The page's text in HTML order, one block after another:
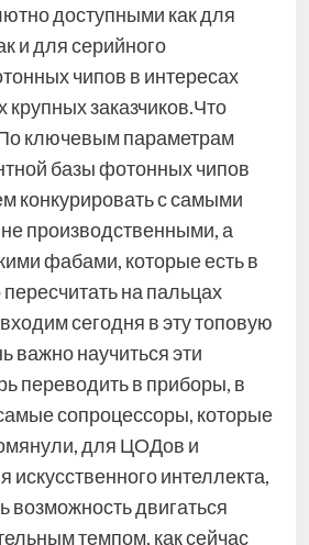
доступными как для
и для серийного
чипов в интересах
заказчиков.Что
ключевым параметрам
базы фотонных чипов
конкурировать с самыми
производственными, а
фабами, которые есть в
на пальцах
сегодня в эту топовую
важно научиться эти
переводить в приборы, в
сопроцессоры, которые
для ЦОДов и
искусственного интеллекта,
возможность двигаться
темпом, как сейчас